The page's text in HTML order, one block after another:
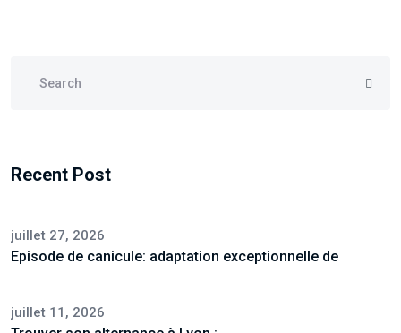
Recent Post
juillet 27, 2026
Episode de canicule: adaptation exceptionnelle de
juillet 11, 2026